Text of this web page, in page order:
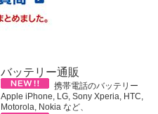
バッテリー通販
携帯電話のバッテリー
Apple iPhone, LG, Sony Xperia, HTC,
Motorola, Nokia など、